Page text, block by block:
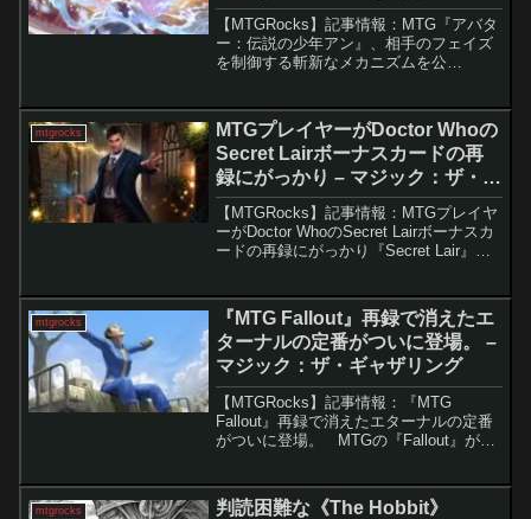
ック：ザ・ギャザリング
【MTGRocks】記事情報：MTG『アバタ
ー：伝説の少年アン』、相手のフェイズ
を制御する斬新なメカニズムを公
ザー投稿を公開し、次期「Universes
Bey...
mtgrocks
MTGプレイヤーがDoctor Whoの
Secret Lairボーナスカードの再
録にがっかり – マジック：ザ・ギ
ャザリング
【MTGRocks】記事情報：MTGプレイヤ
ーがDoctor WhoのSecret Lairボーナスカ
ードの再録にがっかり『Secret Lair』は
ードのサプライズ...
mtgrocks
『MTG Fallout』再録で消えたエ
ターナルの定番がついに登場。 –
マジック：ザ・ギャザリング
【MTGRocks】記事情報：『MTG
Fallout』再録で消えたエターナルの定番
がついに登場。 MTGの『Fallout』がリ
Onlineに登場します。こ...
mtgrocks
判読困難な《The Hobbit》